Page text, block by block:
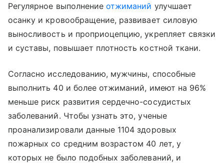
Регулярное выполнениеотжиманий улучшает
осанку и кровообращение, развивает силовую
выносливость и проприоцепцию, укрепляет связки
и суставы, повышает плотность костной ткани.
Согласно исследованию, мужчины, способные
выполнить 40 и более отжиманий, имеют на 96%
меньше риск развития сердечно-сосудистых
заболеваний. Чтобы узнать это, ученые
проанализировали данные 1104 здоровых
пожарных со средним возрастом 40 лет, у
которых не было подобных заболеваний, и